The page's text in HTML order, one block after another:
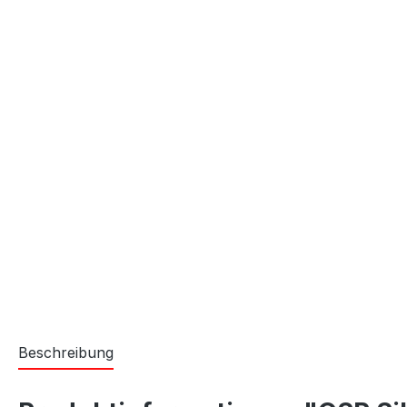
Beschreibung